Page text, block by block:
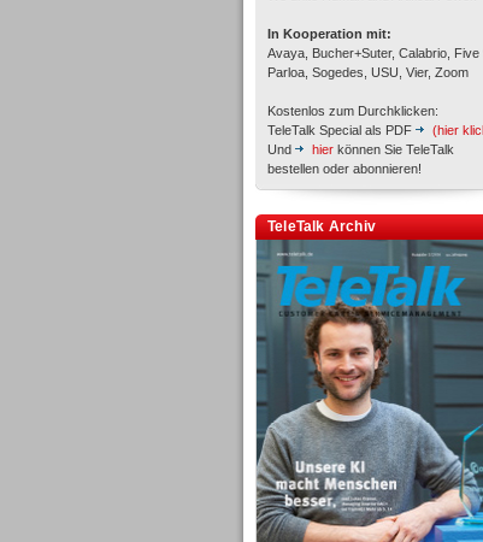
In Kooperation mit:
Avaya, Bucher+Suter, Calabrio, Five
Parloa, Sogedes, USU, Vier, Zoom
Kostenlos zum Durchklicken:
TeleTalk Special als PDF
(hier
Und
hier können Sie TeleTalk
bestellen oder abonnieren!
TeleTalk Archiv
Inbound
Inbound